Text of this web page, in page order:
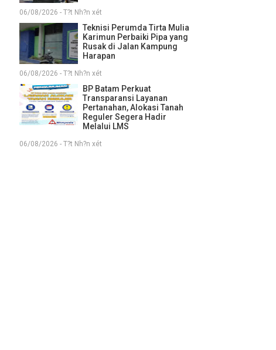
06/08/2026 - T?t Nh?n xét
Teknisi Perumda Tirta Mulia
Karimun Perbaiki Pipa yang
Rusak di Jalan Kampung
Harapan
06/08/2026 - T?t Nh?n xét
BP Batam Perkuat
Transparansi Layanan
Pertanahan, Alokasi Tanah
Reguler Segera Hadir
Melalui LMS
06/08/2026 - T?t Nh?n xét